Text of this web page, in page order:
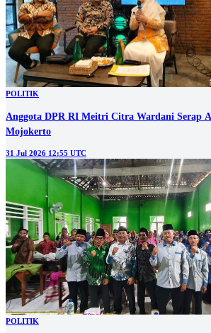
POLITIK
Anggota DPR RI Meitri Citra Wardani Serap
Mojokerto
31 Jul 2026 12:55 UTC
POLITIK